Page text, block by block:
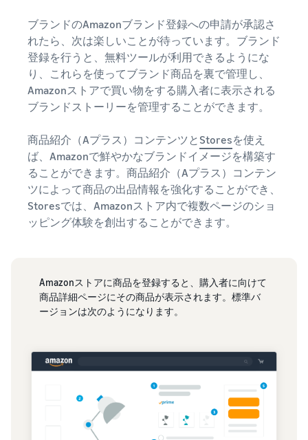
ブランドのAmazonブランド登録への申請が承認さ
れたら、次は楽しいことが待っています。ブランド
登録を行うと、無料ツールが利用できるようにな
り、これらを使ってブランド商品を裏で管理し、
Amazonストアで買い物をする購入者に表示される
ブランドストーリーを管理することができます。
商品紹介（Aプラス）コンテンツと Storesを使え
ば、Amazonで鮮やかなブランドイメージを構築す
ることができます。商品紹介（Aプラス）コンテン
ツによって商品の出品情報を強化することができ、
Storesでは、Amazonストア内で複数ページのショ
ッピング体験を創出することができます。
Amazonストアに商品を登録すると、購入者に向けて
商品詳細ページにその商品が表示されます。標準バ
ージョンは次のようになります。